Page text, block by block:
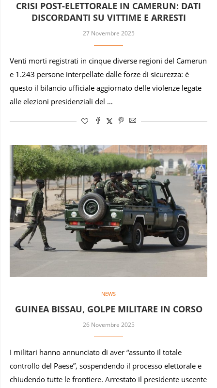
CRISI POST-ELETTORALE IN CAMERUN: DATI
DISCORDANTI SU VITTIME E ARRESTI
27 Novembre 2025
Venti morti registrati in cinque diverse regioni del Camerun
e 1.243 persone interpellate dalle forze di sicurezza: è
questo il bilancio ufficiale aggiornato delle violenze legate
alle elezioni presidenziali del …
NEWS
GUINEA BISSAU, GOLPE MILITARE IN CORSO
26 Novembre 2025
I militari hanno annunciato di aver “assunto il totale
controllo del Paese”, sospendendo il processo elettorale e
chiudendo tutte le frontiere. Arrestato il presidente uscente